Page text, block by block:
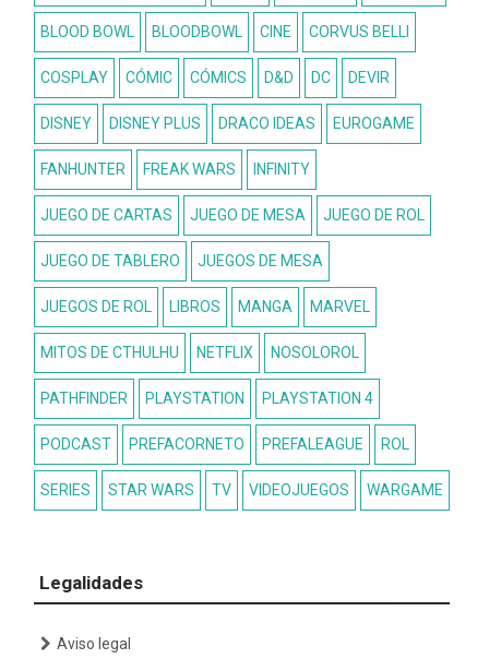
BLOOD BOWL BLOODBOWL CINE CORVUS BELLI
COSPLAY CÓMIC CÓMICS D&D DC DEVIR
DISNEY DISNEY PLUS DRACO IDEAS EUROGAME
FANHUNTER FREAK WARS INFINITY
JUEGO DE CARTAS JUEGO DE MESA JUEGO DE ROL
JUEGO DE TABLERO JUEGOS DE MESA
JUEGOS DE ROL LIBROS MANGA MARVEL
MITOS DE CTHULHU NETFLIX NOSOLOROL
PATHFINDER PLAYSTATION PLAYSTATION 4
PODCAST PREFACORNETO PREFALEAGUE ROL
SERIES STAR WARS TV VIDEOJUEGOS WARGAME
Legalidades
Aviso legal